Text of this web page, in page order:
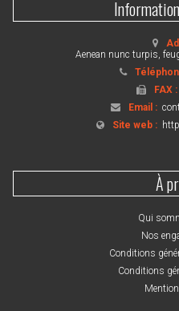
Aenean nunc turpis,
FAX :
Email :
Site web :
À
Qui
Nos
Conditions
Conditions